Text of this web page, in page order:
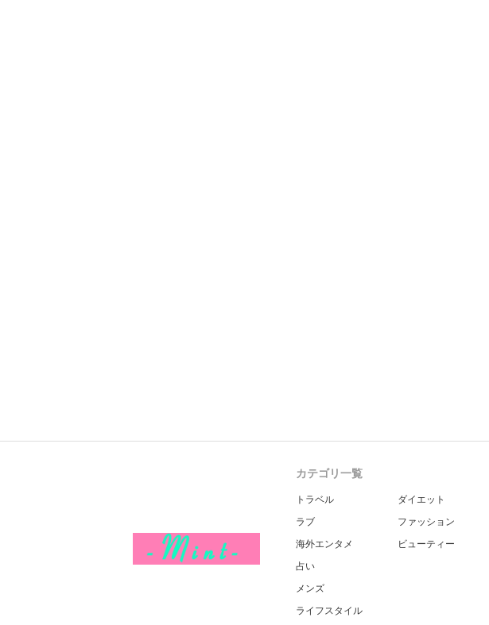
カテゴリ一覧
トラベル
ラブ
海外エンタメ
占い
メンズ
ライフスタイル
ダイエット
ファッション
ビューティー